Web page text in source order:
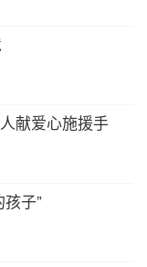
献爱心施援手
子”